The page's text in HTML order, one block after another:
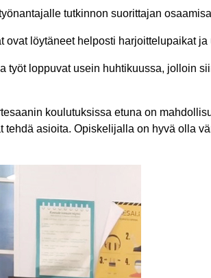
tutkinnon suorittajan
löytäneet helposti harjoittelupaikat
työt loppuvat usein huhtikuussa, jolloin
koulutuksissa etuna on
asioita. Opiskelijalla on hyvä olla